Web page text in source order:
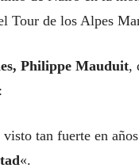
Tour de los Alpes
Philippe Mauduit,
tan fuerte en
«.